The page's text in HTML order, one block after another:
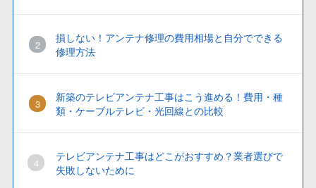
損しない！アンテナ修理の費用相場と自分でできる
修理方法
新築のテレビアンテナ工事はこう進める！費用・種
類・ケーブルテレビ・光回線との比較
テレビアンテナ工事はどこがおすすめ？業者選びで
失敗しないために